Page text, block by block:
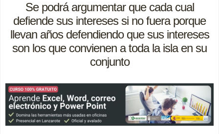
Se podrá argumentar que cada cual
defiende sus intereses si no fuera porque
llevan años defendiendo que sus intereses
son los que convienen a toda la isla en su
conjunto